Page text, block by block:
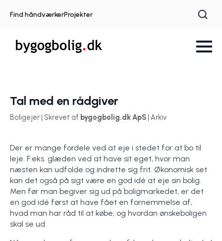
Find håndværkerProjekter
Tal med en rådgiver
Boligejer | Skrevet af bygogbolig.dk ApS | Arkiv
Der er mange fordele ved at eje i stedet for at bo til
leje. F.eks. glæden ved at have sit eget, hvor man
næsten kan udfolde og indrette sig frit. Økonomisk set
kan det også på sigt være en god idé at eje sin bolig.
Men før man begiver sig ud på boligmarkedet, er det
en god idé først at have fået en fornemmelse af,
hvad man har råd til at købe, og hvordan ønskeboligen
skal se ud.